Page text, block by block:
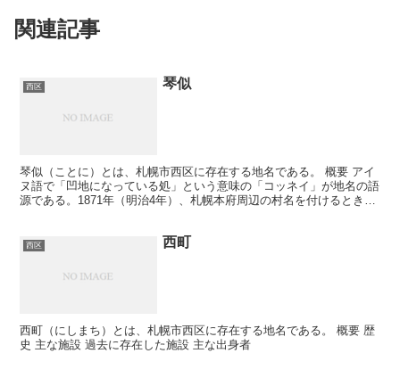
関連記事
西区 琴似
琴似（ことに）とは、札幌市西区に存在する地名である。 概要 アイ
ヌ語で「凹地になっている処」という意味の「コッネイ」が地名の語
源である。1871年（明治4年）、札幌本府周辺の村名を付けるときに
西区 西町
西町（にしまち）とは、札幌市西区に存在する地名である。 概要 歴
史 主な施設 過去に存在した施設 主な出身者